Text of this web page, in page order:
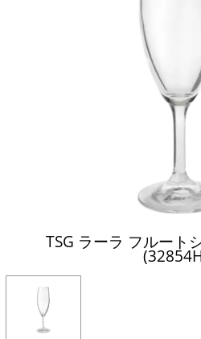
TSG ラーラ フルート